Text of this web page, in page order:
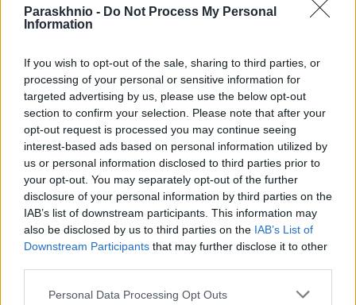
Paraskhnio - Do Not Process My Personal
Information
If you wish to opt-out of the sale, sharing to third parties, or
processing of your personal or sensitive information for
targeted advertising by us, please use the below opt-out
section to confirm your selection. Please note that after your
opt-out request is processed you may continue seeing
interest-based ads based on personal information utilized by
us or personal information disclosed to third parties prior to
your opt-out. You may separately opt-out of the further
disclosure of your personal information by third parties on the
IAB’s list of downstream participants. This information may
also be disclosed by us to third parties on the IAB’s List of
Downstream Participants that may further disclose it to other
Please note that this website/app uses one or more Google
Personal Data Processing Opt Outs
ΕΛΛΆΔΑ
Στο μικροσκόπιο των Αρχών τα μέτρα ασφαλείας στην
πισίνα στην Πάρο
ΑΝΑΡΤΗΘΗΚΕ ΑΠΟ ΕΛΕΑΝΑ ΖΑΜΠΑΡΑ 9 ΑΥΓΟΎΣΤΟΥ 2026